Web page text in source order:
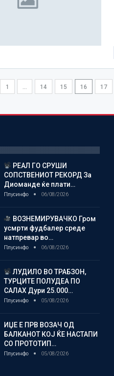
1 … 14 15 16 17
РЕАЛ ГО СРУШИ
СОПСТВЕНИОТ РЕКОРД За
Диоманде ќе плати…
Плусинфо 06/08/2026
ВОЗНЕМИРУВАЧКО Гром
усмрти фудбалер среде
натпревар во…
Плусинфо 06/08/2026
ЛУДИЛО ВО ТРАБЗОН,
ТУРЦИТЕ ПОЛУДЕА ПО
САЛАХ Дури 25.000…
Плусинфо 05/08/2026
ИЏЕ Е ПРВ ВОЗАЧ ОД
БАЛКАНОТ КОЈ ЌЕ НАСТАПИ
СО ПРОТОТИП…
Плусинфо 05/08/2026